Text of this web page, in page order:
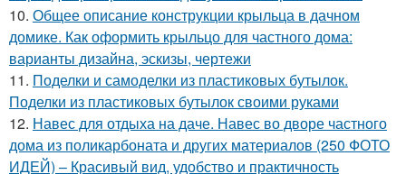
10. Общее описание конструкции крыльца в дачном
домике. Как оформить крыльцо для частного дома:
варианты дизайна, эскизы, чертежи
11. Поделки и самоделки из пластиковых бутылок.
Поделки из пластиковых бутылок своими руками
12. Навес для отдыха на даче. Навес во дворе частного
дома из поликарбоната и других материалов (250 ФОТО
ИДЕЙ) – Красивый вид, удобство и практичность